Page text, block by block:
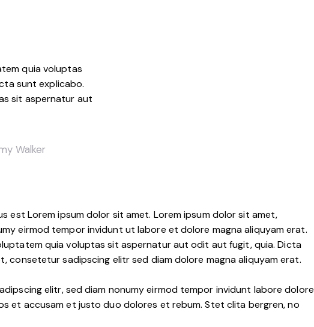
quia voluptas
sunt explicabo.
sit aspernatur aut
Walker
est Lorem ipsum dolor sit amet. Lorem ipsum dolor sit amet,
eirmod tempor invidunt ut labore et dolore magna aliquyam erat.
quia voluptas sit aspernatur aut odit aut fugit, quia. Dicta
consetetur sadipscing elitr sed diam dolore magna aliquyam erat.
elitr, sed diam nonumy eirmod tempor invidunt labore dolore
et accusam et justo duo dolores et rebum. Stet clita bergren, no